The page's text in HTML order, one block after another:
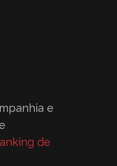
e
de